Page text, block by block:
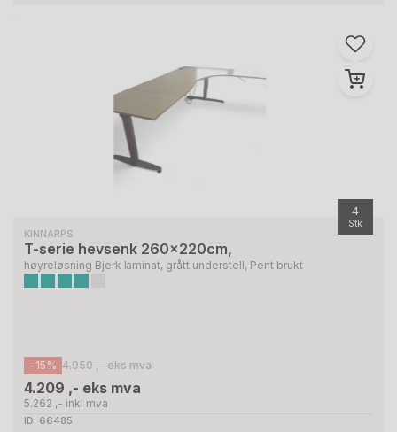
4
Stk
KINNARPS
T-serie hevsenk 260x220cm,
høyreløsning Bjerk laminat, grått understell, Pent brukt
-15% 4.950 ,- eks mva
4.209 ,- eks mva
5.262 ,- inkl mva
ID: 66485